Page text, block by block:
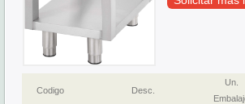
Codigo Desc.
Un.